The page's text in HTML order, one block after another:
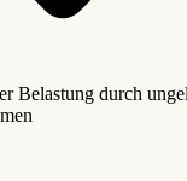
Belastung durch